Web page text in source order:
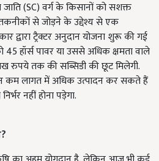
(SC) वर्ग के किसानों को सशक्त
से जोड़ने के उद्देश्य से एक
द्वारा ट्रैक्टर अनुदान योजना शुरू की गई
हॉर्स पावर या उससे अधिक क्षमता वाले
रुपये तक की सब्सिडी की छूट मिलेगी.
कम लागत में अधिक उत्पादन कर सकते हैं
नहीं होना पड़ेगा.
?